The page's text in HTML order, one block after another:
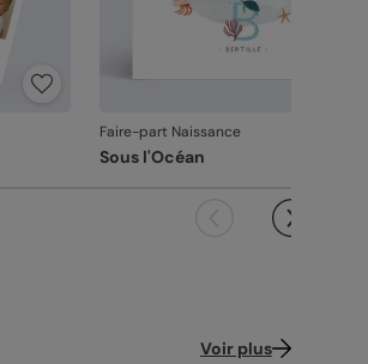
quotidien. De
étape est soignée.
détails nets: un
création.
carte est découpée
créations arrivent dans
Faire-part Naissance
Sous l'Océan
Voir plus